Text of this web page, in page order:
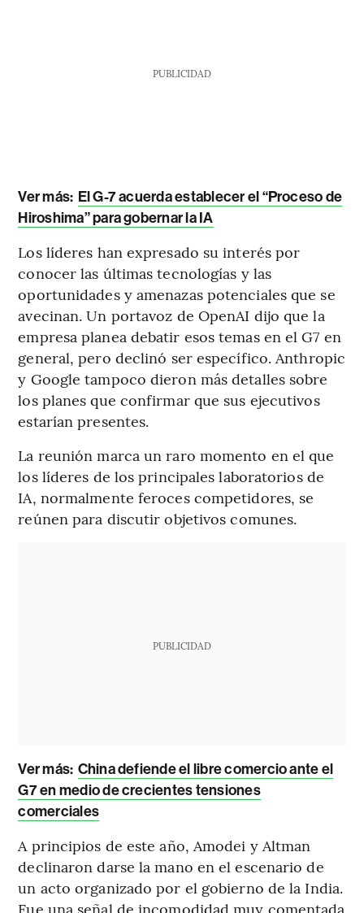
PUBLICIDAD
Ver más: El G-7 acuerda establecer el “Proceso de
Hiroshima” para gobernar la IA
Los líderes han expresado su interés por
conocer las últimas tecnologías y las
oportunidades y amenazas potenciales que se
avecinan. Un portavoz de OpenAI dijo que la
empresa planea debatir esos temas en el G7 en
general, pero declinó ser específico. Anthropic
y Google tampoco dieron más detalles sobre
los planes que confirmar que sus ejecutivos
estarían presentes.
La reunión marca un raro momento en el que
los líderes de los principales laboratorios de
IA, normalmente feroces competidores, se
reúnen para discutir objetivos comunes.
PUBLICIDAD
Ver más: China defiende el libre comercio ante el
G7 en medio de crecientes tensiones
comerciales
A principios de este año, Amodei y Altman
declinaron darse la mano en el escenario de
un acto organizado por el gobierno de la India.
Fue una señal de incomodidad muy comentada